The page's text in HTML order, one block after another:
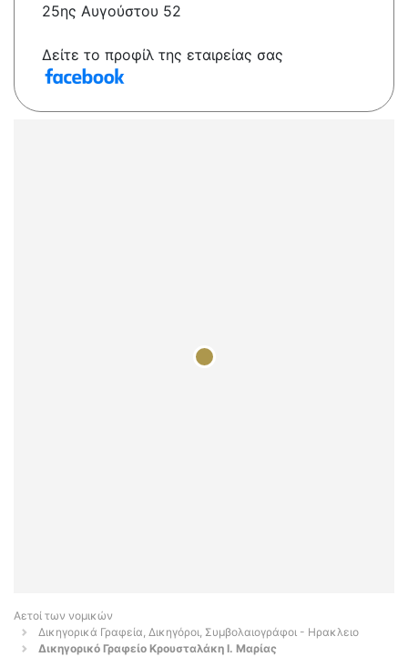
25ης Αυγούστου 52
Δείτε το προφίλ της εταιρείας σας
Αετοί των νομικών
Δικηγορικά Γραφεία, Δικηγόροι, Συμβολαιογράφοι - Ηρακλειο
Δικηγορικό Γραφείο Κρουσταλάκη Ι. Μαρίας